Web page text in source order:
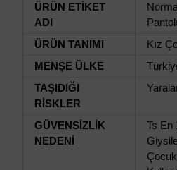
ÜRÜN ETİKET
ADI
ÜRÜN TANIMI
Kız
MENŞE ÜLKE
TAŞIDIĞI
RİSKLER
GÜVENSİZLİK
NEDENİ
Ts En